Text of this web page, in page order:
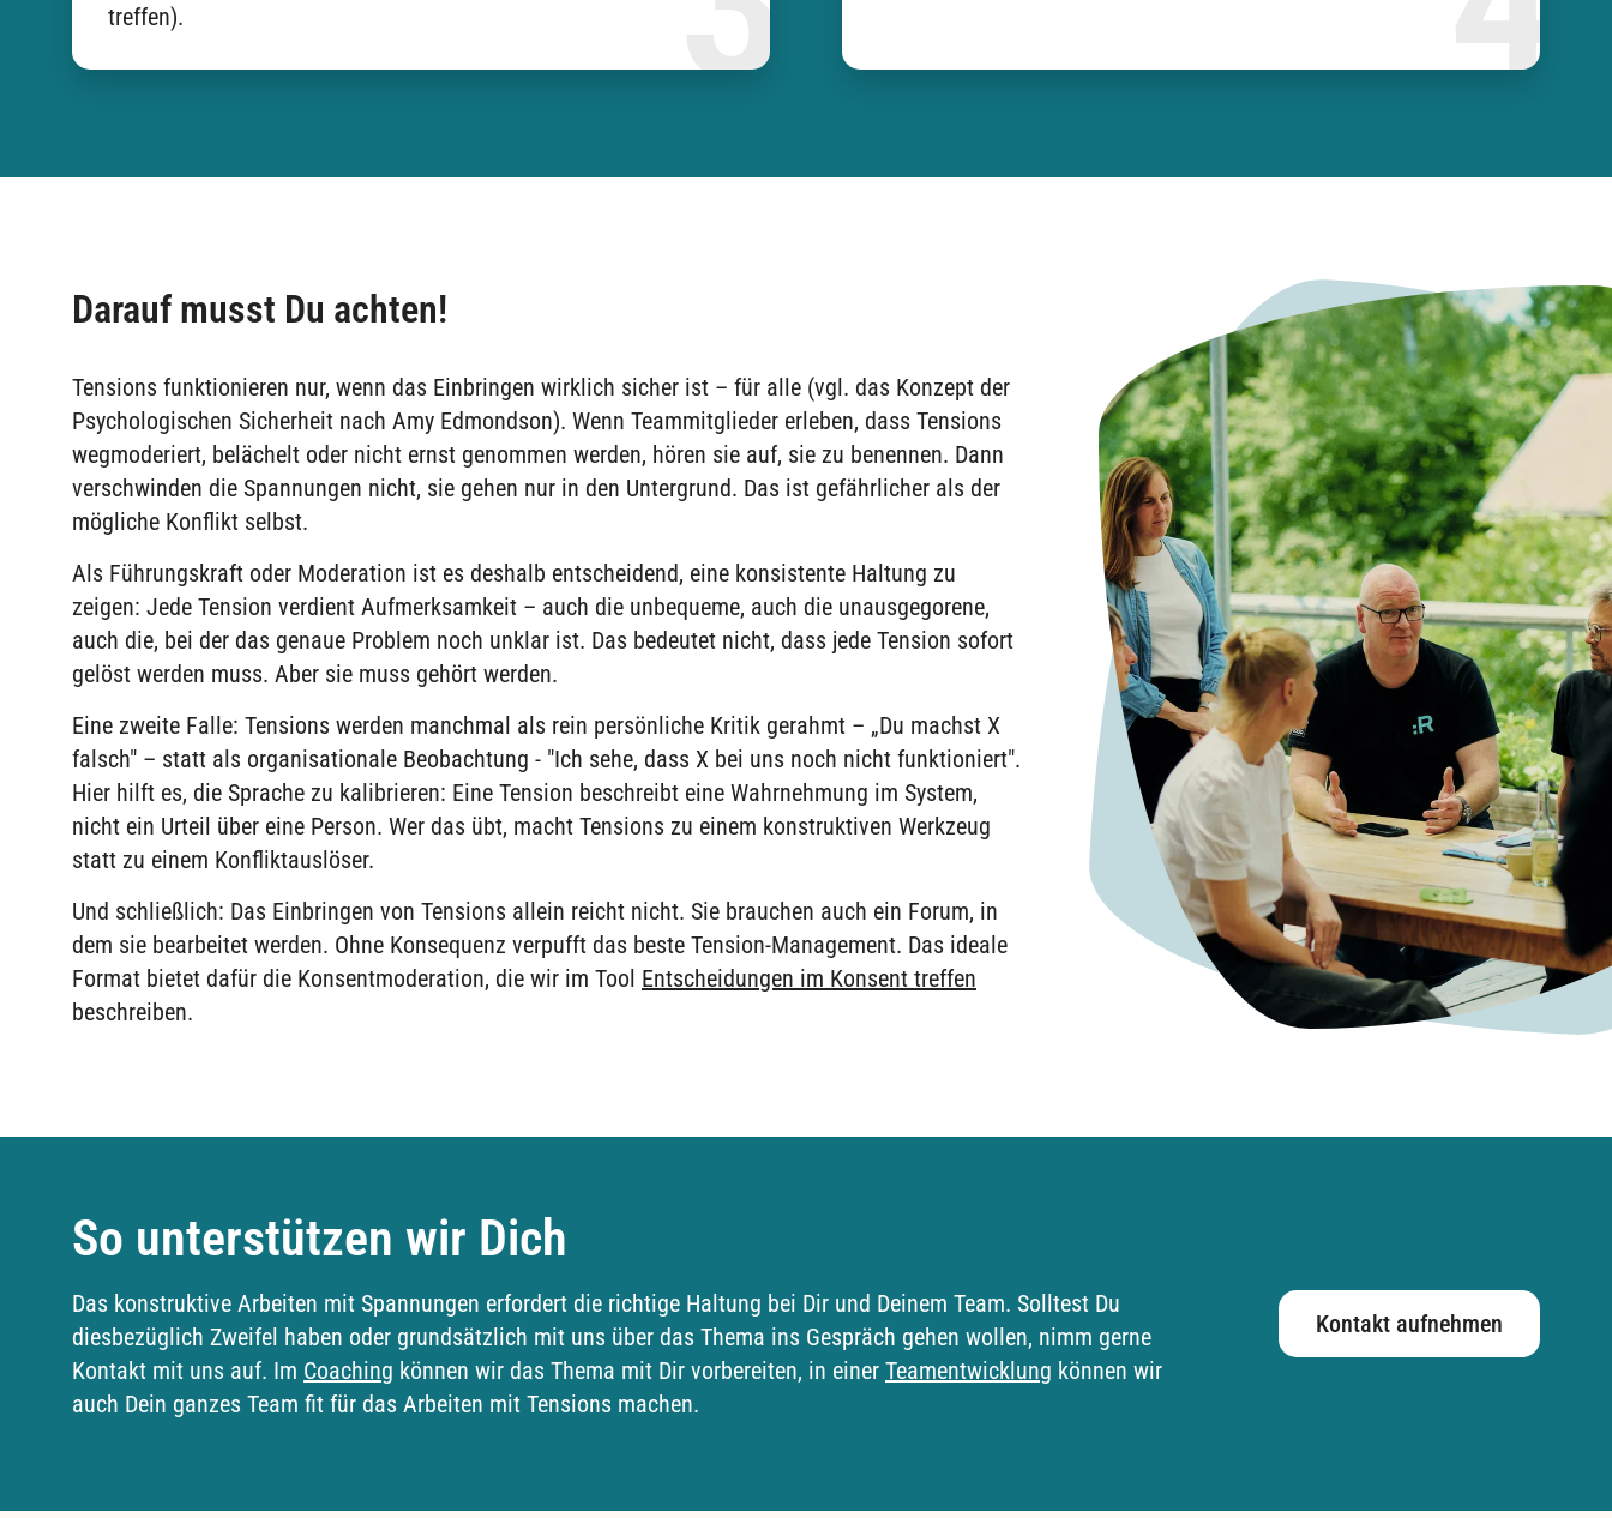
treffen).
Darauf musst Du achten!
Tensions funktionieren nur, wenn das Einbringen wirklich sicher ist – für alle (vgl. das Konzept der
Psychologischen Sicherheit nach Amy Edmondson). Wenn Teammitglieder erleben, dass Tensions
wegmoderiert, belächelt oder nicht ernst genommen werden, hören sie auf, sie zu benennen. Dann
verschwinden die Spannungen nicht, sie gehen nur in den Untergrund. Das ist gefährlicher als der
mögliche Konflikt selbst.
Als Führungskraft oder Moderation ist es deshalb entscheidend, eine konsistente Haltung zu
zeigen: Jede Tension verdient Aufmerksamkeit – auch die unbequeme, auch die unausgegorene,
auch die, bei der das genaue Problem noch unklar ist. Das bedeutet nicht, dass jede Tension sofort
gelöst werden muss. Aber sie muss gehört werden.
Eine zweite Falle: Tensions werden manchmal als rein persönliche Kritik gerahmt – „Du machst X
falsch" – statt als organisationale Beobachtung - "Ich sehe, dass X bei uns noch nicht funktioniert".
Hier hilft es, die Sprache zu kalibrieren: Eine Tension beschreibt eine Wahrnehmung im System,
nicht ein Urteil über eine Person. Wer das übt, macht Tensions zu einem konstruktiven Werkzeug
statt zu einem Konfliktauslöser.
Und schließlich: Das Einbringen von Tensions allein reicht nicht. Sie brauchen auch ein Forum, in
dem sie bearbeitet werden. Ohne Konsequenz verpufft das beste Tension-Management. Das ideale
Format bietet dafür die Konsentmoderation, die wir im Tool Entscheidungen im Konsent treffen
beschreiben.
So unterstützen wir Dich
Das konstruktive Arbeiten mit Spannungen erfordert die richtige Haltung bei Dir und Deinem Team. Solltest Du
diesbezüglich Zweifel haben oder grundsätzlich mit uns über das Thema ins Gespräch gehen wollen, nimm gerne
Kontakt mit uns auf. Im Coaching können wir das Thema mit Dir vorbereiten, in einer Teamentwicklung können wir
auch Dein ganzes Team fit für das Arbeiten mit Tensions machen.
Kontakt aufnehmen